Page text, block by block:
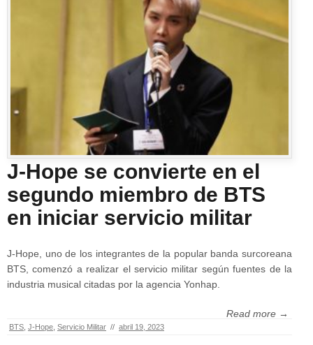
J-Hope se convierte en el
segundo miembro de BTS
en iniciar servicio militar
J-Hope, uno de los integrantes de la popular banda surcoreana
BTS, comenzó a realizar el servicio militar según fuentes de la
industria musical citadas por la agencia Yonhap.
Read more →
BTS J-Hope Servicio Militar // abril 19, 2023